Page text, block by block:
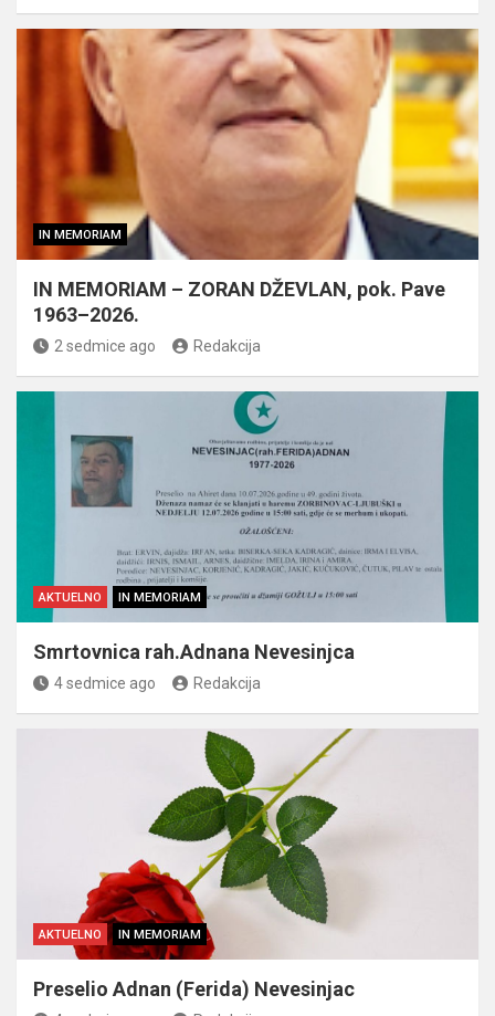
IN MEMORIAM
IN MEMORIAM – ZORAN DŽEVLAN, pok. Pave
1963–2026.
2 sedmice ago Redakcija
AKTUELNO IN MEMORIAM
Smrtovnica rah.Adnana Nevesinjca
4 sedmice ago Redakcija
AKTUELNO IN MEMORIAM
Preselio Adnan (Ferida) Nevesinjac